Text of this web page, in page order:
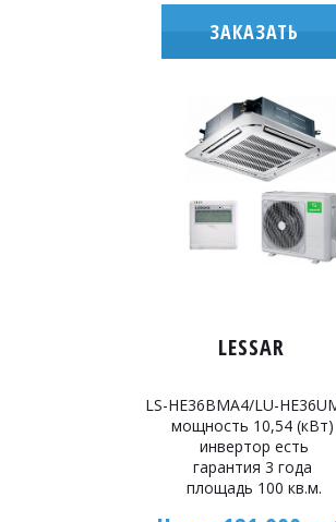
ЗАКАЗАТЬ
LESSAR
LS-HE36BMA4/LU-
мощность 10,54 (кВт)
инвертор есть
гарантия 3 года
площадь 100 кв.м.